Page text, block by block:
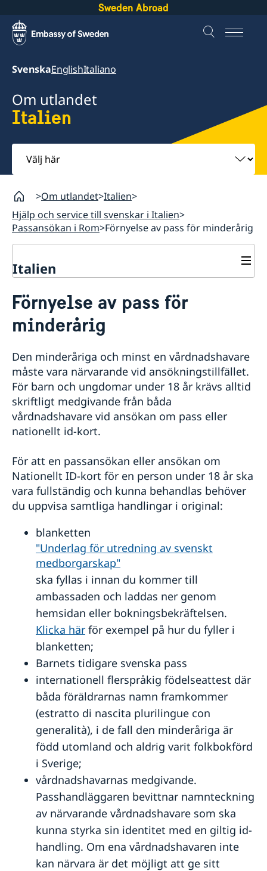
Sweden Abroad
SvenskaEnglishItaliano
Om utlandet
Italien
Välj
här
Om utlandet Italien
Hjälp och service till svenskar i Italien
Passansökan i Rom Förnyelse av pass för minderårig
Italien
Hjälp och service till svenskar i Italien
Rösta i Italien
Nödsituation utomlands
Förlust av pass/ID
Allvarligt sjuk eller skadad
Ekonomisk hjälp
Dödsfall
Brottsoffer
Frihetsberövad i Italien
Råd i en krissituation
Passansökan i Rom
Allmän information om pass
Förnyelse av pass för vuxen
Förnyelse av pass för minderårig
Ansökan om pass för minderårig (första passet)
Ansökan om provisoriskt pass
Samordningsnummer
Om svenskt medborgarskap
Vigsel i Italien
Svensk medborgare folkbokförd i Sverige
Svensk medborgare folkbokförd i Italien
Svensk medborgare folkbokförd i ett tredje land
Välsignelse av svenska församlingens präst
Information inför flytt till Italien
Arv i internationella situationer
Översättningar och legaliseringar
Reseinformation
Ambassadens reseinformation
Aktuella händelser
Allmänna säkerhetsläget
Naturförhållanden och katastrofer
Terrorism
In- och utresebestämmelser
Hälso- och sjukvård
Lokala lagar och sedvänjor
Kriminalitet och personlig säkerhet
Trafiksäkerhet
Resa i landet
Inför resan
Resa med barn
Larmcentraler
Resa med hund eller katt
Levnadsintyg och Pension
Avgifter
Förnyelse av pass för
minderårig
Den minderåriga och minst en vårdnadshavare
måste vara närvarande vid ansökningstillfället.
För barn och ungdomar under 18 år krävs alltid
skriftligt medgivande från båda
vårdnadshavare vid ansökan om pass eller
nationellt id-kort.
För att en passansökan eller ansökan om
Nationellt ID-kort för en person under 18 år ska
vara fullständig och kunna behandlas behöver
du uppvisa samtliga handlingar i original:
blanketten
"Underlag för utredning av svenskt
medborgarskap"
ska fyllas i innan du kommer till
ambassaden och laddas ner genom
hemsidan eller bokningsbekräftelsen.
Klicka här för exempel på hur du fyller i
blanketten;
Barnets tidigare svenska pass
internationell flerspråkig födelseattest där
båda föräldrarnas namn framkommer
(estratto di nascita plurilingue con
generalità), i de fall den minderåriga är
född utomland och aldrig varit folkbokförd
i Sverige;
vårdnadshavarnas medgivande.
Passhandläggaren bevittnar namnteckning
av närvarande vårdnadshavare som ska
kunna styrka sin identitet med en giltig id-
handling. Om ena vårdnadshavaren inte
kan närvara är det möjligt att ge sitt